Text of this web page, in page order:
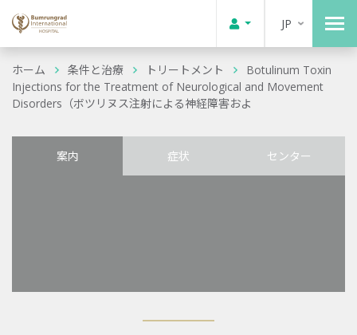
JP
ホーム 条件と治療 トリートメント
Botulinum Toxin
Injections for the Treatment of Neurological and Movement
Disorders（ボツリヌス注射による神経障害およ
案内 症状 センター